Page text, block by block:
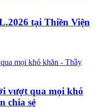
tại Thiền Viện
vượt qua mọi khó
chia sẻ